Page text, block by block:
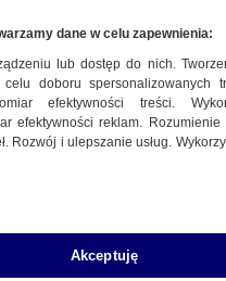
dane w celu zapewnienia:
lub dostęp do nich.
doboru spersonalizowanych
efektywności treści.
efektywności reklam.
Rozwój i ulepszanie usług.
Akceptuję